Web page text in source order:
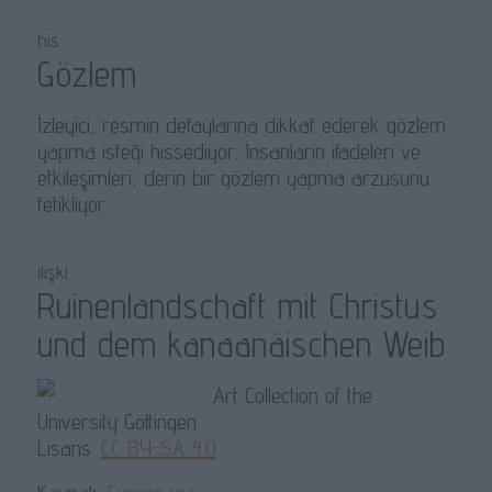
his
Gözlem
İzleyici, resmin detaylarına dikkat ederek gözlem
yapma isteği hissediyor. İnsanların ifadeleri ve
etkileşimleri, derin bir gözlem yapma arzusunu
tetikliyor.
ilişki
Ruinenlandschaft mit Christus
und dem kanaanäischen Weib
Art Collection of the
University Göttingen
Lisans: CC BY-SA 4.0